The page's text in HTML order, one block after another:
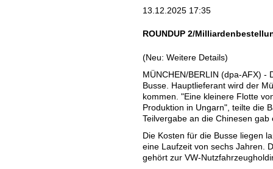
13.12.2025 17:35
ROUNDUP 2/
(Neu: Weitere Details)
MÜNCHEN/BERLIN (dpa-AFX)
Busse. Hauptlieferant wird der
kommen. "Eine kleinere Flotte
Produktion in Ungarn", teilte die
Teilvergabe an die Chinesen
Die Kosten für die Busse liegen
eine Laufzeit von sechs Jahren.
gehört zur VW-